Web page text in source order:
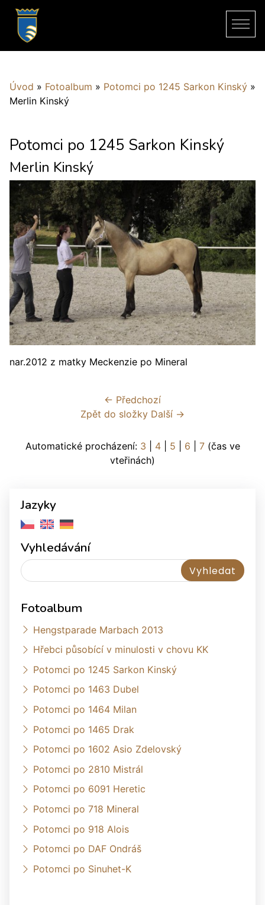
Úvod » Fotoalbum » Potomci po 1245 Sarkon Kinský »
Merlin Kinský
Potomci po 1245 Sarkon Kinský
Merlin Kinský
nar.2012 z matky Meckenzie po Mineral
← Předchozí
Zpět do složky Další →
Automatické procházení: 3 4| 5 6 7(čas ve
vteřinách)
Jazyky
Vyhledávání
Fotoalbum
Hengstparade Marbach 2013
Hřebci působící v minulosti v chovu KK
Potomci po 1245 Sarkon Kinský
Potomci po 1463 Dubel
Potomci po 1464 Milan
Potomci po 1465 Drak
Potomci po 1602 Asio Zdelovský
Potomci po 2810 Mistrál
Potomci po 6091 Heretic
Potomci po 718 Mineral
Potomci po 918 Alois
Potomci po DAF Ondráš
Potomci po Sinuhet-K